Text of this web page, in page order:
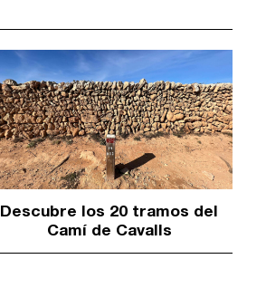
Descubre los 20 tramos del
Camí de Cavalls